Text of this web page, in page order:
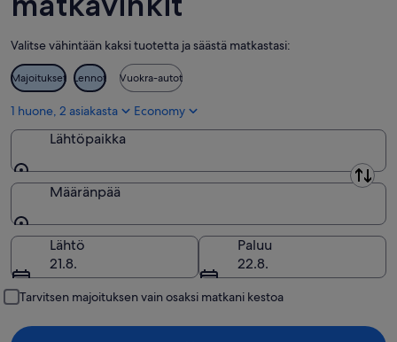
Valitse vähintään kaksi tuotetta ja säästä matkastasi:
Majoitukset Lennot Vuokra-autot
1 huone, 2 asiakasta Economy
Lähtöpaikka
Lähtöpaikka
Määränpää
Määränpää
Lähtö
21.8.
Paluu
22.8.
Tarvitsen majoituksen vain osaksi matkani kestoa